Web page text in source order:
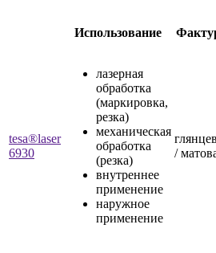
Использование
tesa®laser
6930
лазерная
обработка
(маркировка,
резка)
механическая
обработка
(резка)
внутреннее
применение
наружное
применение
/